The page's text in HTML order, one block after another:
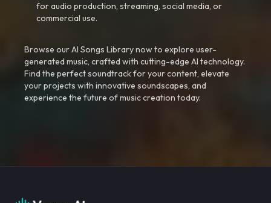
for audio production, streaming, social media, or
commercial use.
Browse our AI Songs Library now to explore user-
generated music, crafted with cutting-edge AI technology.
Find the perfect soundtrack for your content, elevate
your projects with innovative soundscapes, and
experience the future of music creation today.